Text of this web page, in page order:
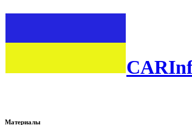
Материалы